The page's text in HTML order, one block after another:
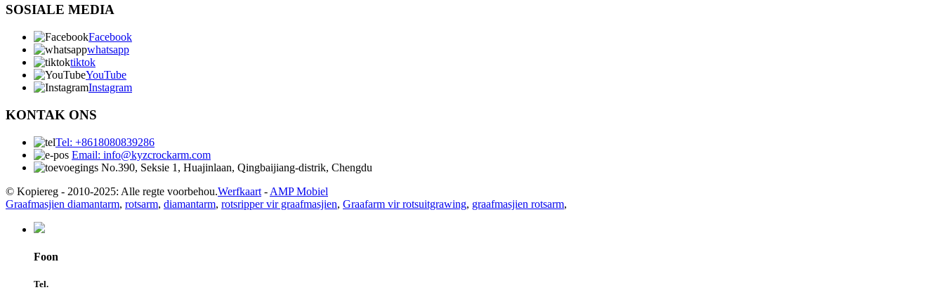
SOSIALE MEDIA
Facebook
whatsapp
tiktok
YouTube
Instagram
KONTAK ONS
Tel: +8618080839286
Email: info@kyzcrockarm.com
No.390, Seksie 1, Huajinlaan, Qingbaijiang-distrik, Chengdu
© Kopiereg - 2010-2025: Alle regte voorbehou.Werfkaart - AMP Mobiel
Graafmasjien diamantarm, rotsarm, diamantarm, rotsripper vir graafmasjien, Graafarm vir rotsuitgrawing, graafmasjien rotsarm,
Foon
Tel.